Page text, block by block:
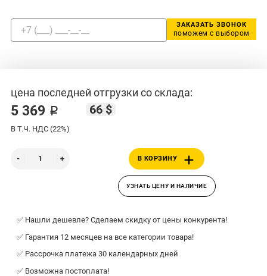
ЗАКАЗАТЬ ЗВОНОК
поможем с выбором
цена последней отгрузки со склада:
5 369 ₽ 66 $
В Т.Ч. НДС (22%)
В КОРЗИНУ
УЗНАТЬ ЦЕНУ И НАЛИЧИЕ
✅ Нашли дешевле? Сделаем скидку от цены конкурента!
✅ Гарантия 12 месяцев на все категории товара!
✅ Рассрочка платежа 30 календарных дней
✅ Возможна постоплата!